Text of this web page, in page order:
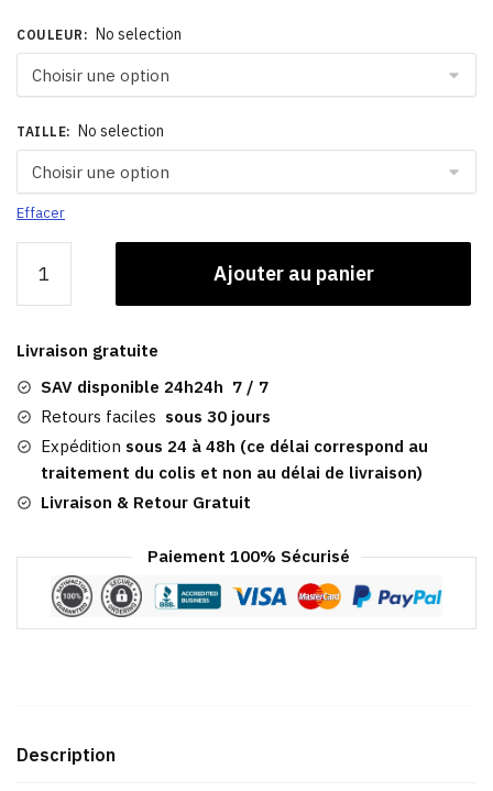
COULEUR : No selection
TAILLE: No selection
Effacer
Béret
Marron
|
Femme
Alicia
Ajouter au panier
Livraison gratuite
SAV disponible 24h24h 7 / 7
Retours faciles sous 30 jours
Expédition sous 24 à 48h (ce délai correspond au
traitement du colis et non au délai de livraison)
Livraison & Retour Gratuit
Paiement 100% Sécurisé
Description